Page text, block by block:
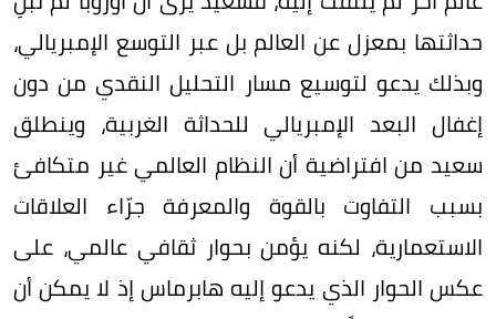
حداثتها بمعزل عن العالم بل عبر التوسع الإمبريالي،
وبذلك يدعو لتوسيع مسار التحليل النقدي من دون
إغفال البعد الإمبريالي للحداثة الغربية، وينطلق
سعيد من افتراضية أن النظام العالمي غير متكافئ
بسبب التفاوت بالقوة والمعرفة جرّاء العلاقات
الاستعمارية، لكنه يؤمن بحوار ثقافي عالمي، على
عكس الحوار الذي يدعو إليه هابرماس إذ لا يمكن أن